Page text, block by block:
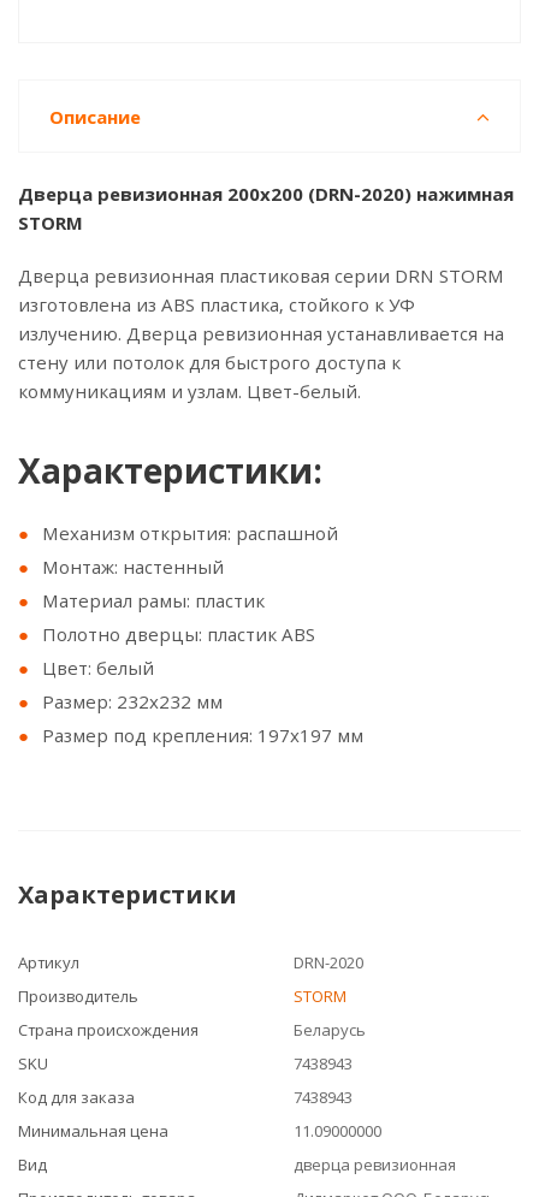
Описание
Дверца ревизионная 200x200 (DRN-2020) нажимная
STORM
Дверца ревизионная пластиковая серии DRN STORM
изготовлена из ABS пластика, стойкого к УФ
излучению. Дверца ревизионная устанавливается на
стену или потолок для быстрого доступа к
коммуникациям и узлам. Цвет-белый.
Характеристики:
Механизм открытия: распашной
Монтаж: настенный
Материал рамы: пластик
Полотно дверцы: пластик ABS
Цвет: белый
Размер: 232х232 мм
Размер под крепления: 197х197 мм
Характеристики
Артикул
DRN-2020
Производитель
STORM
Страна происхождения
Беларусь
SKU
7438943
Код для заказа
7438943
Минимальная цена
11.09000000
Вид
дверца ревизионная